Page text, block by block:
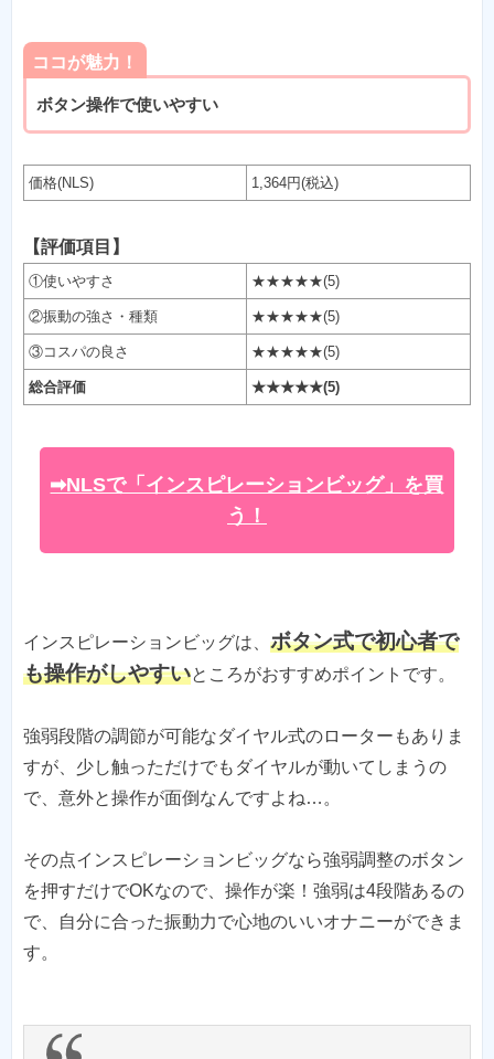
ココが魅力！
ボタン操作で使いやすい
価格(NLS) 1,364円(税込)
【評価項目】
①使いやすさ ★★★★★(5)
②振動の強さ・種類 ★★★★★(5)
③コスパの良さ ★★★★★(5)
総合評価 ★★★★★(5)
➡NLSで「インスピレーションビッグ」を買
う！
インスピレーションビッグは、 ボタン式で初心者で
も操作がしやすいところがおすすめポイントです。
強弱段階の調節が可能なダイヤル式のローターもありま
すが、少し触っただけでもダイヤルが動いてしまうの
で、意外と操作が面倒なんですよね…。
その点インスピレーションビッグなら強弱調整のボタン
を押すだけでOKなので、操作が楽！強弱は4段階あるの
で、自分に合った振動力で心地のいいオナニーができま
す。